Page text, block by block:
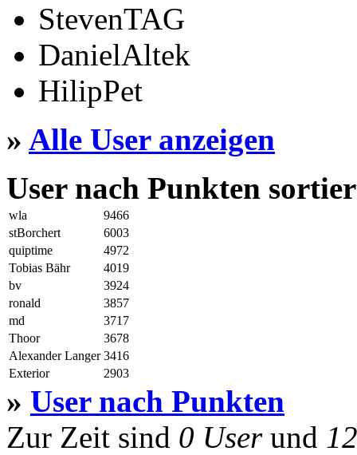
StevenTAG
DanielAltek
HilipPet
» Alle User anzeigen
User nach Punkten
wla
9466
stBorchert
6003
quiptime
4972
Tobias Bähr
4019
bv
3924
ronald
3857
md
3717
Thoor
3678
Alexander Langer 3416
Exterior
2903
» User nach Punkten
Zur Zeit sind 0 Userund